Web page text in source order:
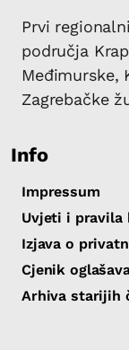
Prvi
područja
Međimurske,
Zagrebačke
Info
Impressum
Uvjeti i pravila
Izjava o
Cjenik
Arhiva starijih